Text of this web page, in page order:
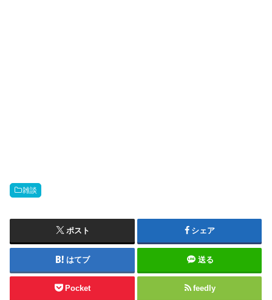
雑談
ポスト シェア
はてブ 送る
Pocket feedly